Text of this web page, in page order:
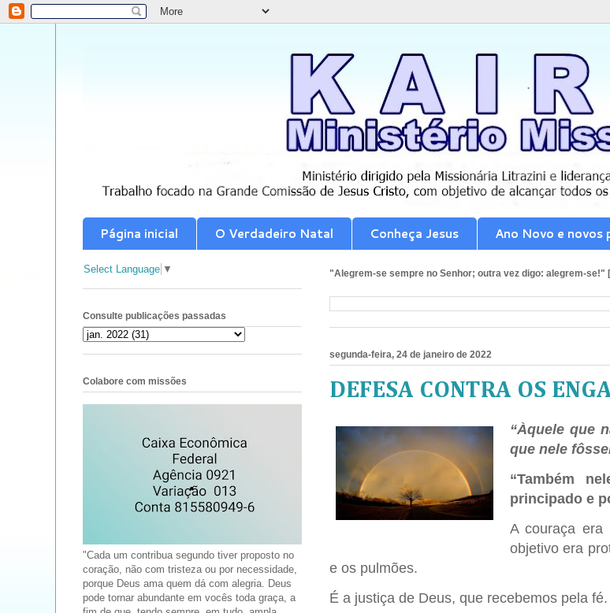
Página inicial O Verdadeiro Natal Conheça Jesus Ano Novo e
"Alegrem-se sempre no Senhor; outra vez digo: alegrem-se!"
segunda-feira, 24 de janeiro de 2022
DEFESA CONTRA OS
“Àquele que
que nele
“Também
principado e
A couraça era
objetivo era
e os pulmões.
É a justiça de Deus, que recebemos pela
Select Language ▼
Consulte publicações passadas
Colabore com missões
"Cada um contribua segundo tiver proposto no
coração, não com tristeza ou por necessidade,
porque Deus ama quem dá com alegria. Deus
pode tornar abundante em vocês toda graça, a